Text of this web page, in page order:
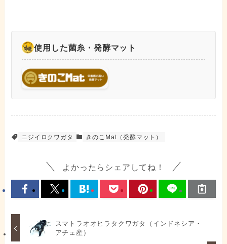
使用した菌糸・発酵マット
ニジイロクワガタ きのこMat（発酵マット）
よかったらシェアしてね！
スマトラオオヒラタクワガタ（インドネシア・
アチェ産）